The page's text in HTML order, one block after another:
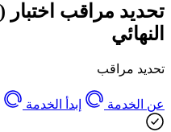
تحديد مراقب اختبار
النهائي
تحديد مراقب
عن الخدمة إبدأ الخدمة